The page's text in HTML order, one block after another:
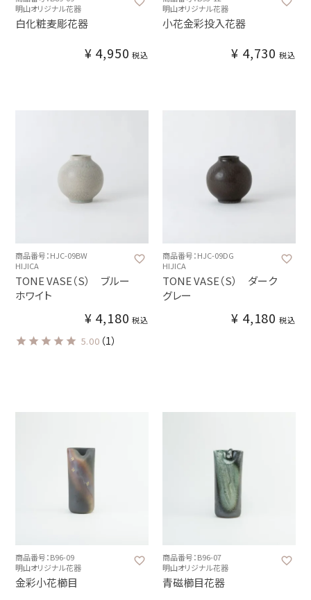
明山オリジナル花器
白化粧麦彫花器
¥ 4,950 税込
明山オリジナル花器
小花金彩投入花器
¥ 4,730 税込
商品番号：HJC-09BW
HIJICA
TONE VASE（S） ブルー
ホワイト
¥ 4,180 税込
5.00 （1）
商品番号：HJC-09DG
HIJICA
TONE VASE（S） ダーク
グレー
¥ 4,180 税込
商品番号：B96-09
明山オリジナル花器
金彩小花櫛目
商品番号：B96-07
明山オリジナル花器
青磁櫛目花器